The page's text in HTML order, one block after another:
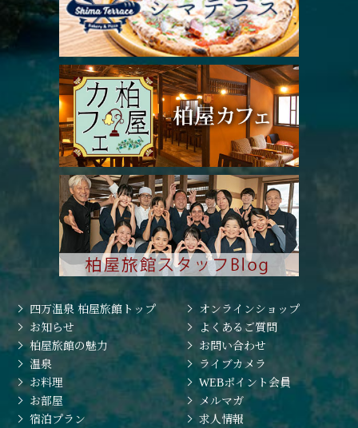
四万温泉 柏屋旅館トップ
お知らせ
柏屋旅館の魅力
温泉
お料理
お部屋
宿泊プラン
オンラインショップ
よくあるご質問
お問い合わせ
ライブカメラ
WEBポイント会員
メルマガ
求人情報